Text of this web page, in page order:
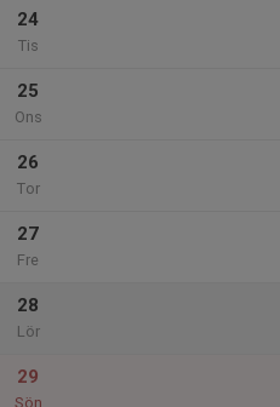
24
Tis
25
Ons
26
Tor
27
Fre
28
Lör
29
Sön